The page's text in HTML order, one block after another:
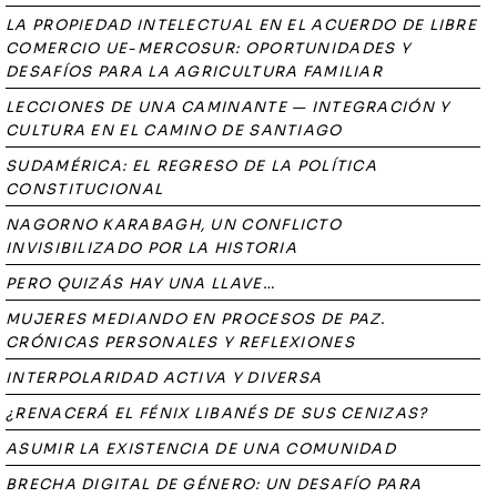
LA PROPIEDAD INTELECTUAL EN EL ACUERDO DE LIBRE
COMERCIO UE-MERCOSUR: OPORTUNIDADES Y
DESAFÍOS PARA LA AGRICULTURA FAMILIAR
LECCIONES DE UNA CAMINANTE — INTEGRACIÓN Y
CULTURA EN EL CAMINO DE SANTIAGO
SUDAMÉRICA: EL REGRESO DE LA POLÍTICA
CONSTITUCIONAL
NAGORNO KARABAGH, UN CONFLICTO
INVISIBILIZADO POR LA HISTORIA
PERO QUIZÁS HAY UNA LLAVE…
MUJERES MEDIANDO EN PROCESOS DE PAZ.
CRÓNICAS PERSONALES Y REFLEXIONES
INTERPOLARIDAD ACTIVA Y DIVERSA
¿RENACERÁ EL FÉNIX LIBANÉS DE SUS CENIZAS?
ASUMIR LA EXISTENCIA DE UNA COMUNIDAD
BRECHA DIGITAL DE GÉNERO: UN DESAFÍO PARA